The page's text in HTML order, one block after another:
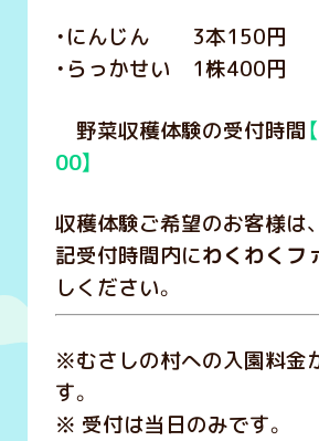
・にんじん 3本150円
・らっかせい 1株400円
野菜収穫体験の受付時間【
00】
収穫体験ご希望のお客様は
記受付時間内にわくわくフ
しください。
※むさしの村への入園料金
す。
※ 受付は当日のみです。